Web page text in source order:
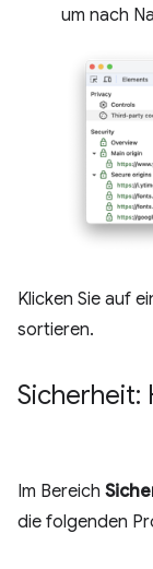
um nach
Klicken Sie auf
sortieren.
Sicherheit:
Im Bereich
die folgenden